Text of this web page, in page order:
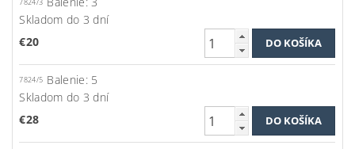
7824/3
Skladom do 3 dní
€20
7824/5 Balenie: 5
Skladom do 3 dní
€28